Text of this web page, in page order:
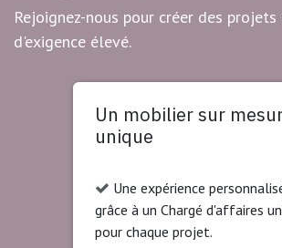
Rejoignez-nous pour créer des projets
d'exigence élevé.
Un mobilier sur
unique
Une expérience
grâce à un Chargé d'affaires
pour chaque projet.